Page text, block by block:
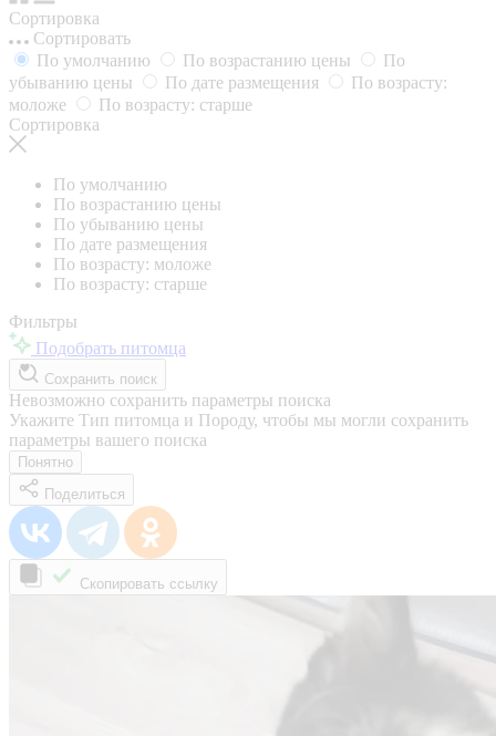
Сортировка
Сортировать
По умолчанию
По возрастанию цены
По
убыванию цены
По дате размещения
По возрасту:
моложе
По возрасту: старше
Сортировка
По умолчанию
По возрастанию цены
По убыванию цены
По дате размещения
По возрасту: моложе
По возрасту: старше
Фильтры
Подобрать питомца
Сохранить поиск
Невозможно сохранить параметры поиска
Укажите Тип питомца и Породу, чтобы мы могли сохранить
параметры вашего поиска
Понятно
Поделиться
Скопировать ссылку